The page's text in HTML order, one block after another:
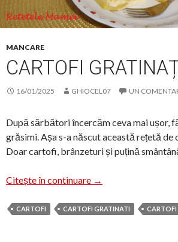
MANCARE
CARTOFI
16/01/2025 GHIOCEL07 UN
După sărbători încercăm ceva mai ușor,
grăsimi. Așa s-a născut această rețetă
Doar cartofi, brânzeturi și puțină
Citește în continuare Cartofi gratinați
→
CARTOFI CARTOFI GRATINATI CARTOFI